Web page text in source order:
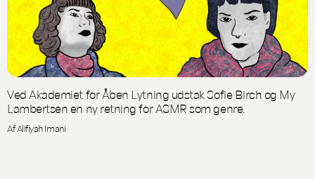
Ved Akademiet for Åben Lytning udstak Sofie Birch og My
Lambertsen en ny retning for ASMR som genre.
Af Alifiyah Imani